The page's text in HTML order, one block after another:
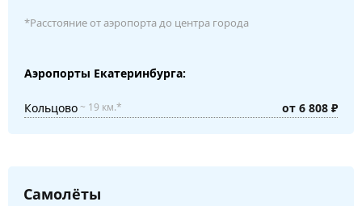
*Расстояние от аэропорта до центра города
Аэропорты Екатеринбурга:
Кольцово~ 19 км.* от 6 808 ₽
Самолёты